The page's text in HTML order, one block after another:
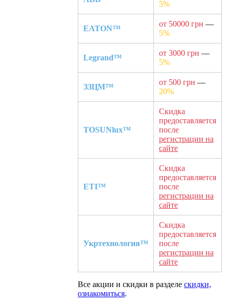
5%
EATON™
от 50000 грн —
5%
Legrand™
от 3000 грн —
5%
ЗЗЦМ™
от 500 грн —
20%
TOSUNlux™
Скидка
предоставляется
после
регистрации на
сайте
ETI™
Скидка
предоставляется
после
регистрации на
сайте
Укртехнология™
Скидка
предоставляется
после
регистрации на
сайте
Все акции и скидки в разделе скидки,
ознакомиться.